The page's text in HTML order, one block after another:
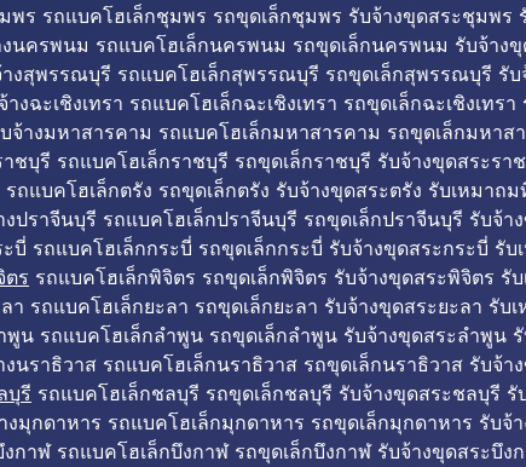
พร รถแบคโฮเล็กชุมพร รถขุดเล็กชุมพร รับจ้างขุดสระชุมพร
นครพนม รถแบคโฮเล็กนครพนม รถขุดเล็กนครพนม รับจ้าง
งสุพรรณบุรี รถแบคโฮเล็กสุพรรณบุรี รถขุดเล็กสุพรรณบุรี รั
งฉะเชิงเทรา รถแบคโฮเล็กฉะเชิงเทรา รถขุดเล็กฉะเชิงเทร
จ้างมหาสารคาม รถแบคโฮเล็กมหาสารคาม รถขุดเล็กมหา
ชบุรี รถแบคโฮเล็กราชบุรี รถขุดเล็กราชบุรี รับจ้างขุดสระรา
ถแบคโฮเล็กตรัง รถขุดเล็กตรัง รับจ้างขุดสระตรัง รับเหมาถม
ปราจีนบุรี รถแบคโฮเล็กปราจีนบุรี รถขุดเล็กปราจีนบุรี รับจ้
บี่ รถแบคโฮเล็กกระบี่ รถขุดเล็กกระบี่ รับจ้างขุดสระกระบี่ รับ
ตร รถแบคโฮเล็กพิจิตร รถขุดเล็กพิจิตร รับจ้างขุดสระพิจิตร รั
า รถแบคโฮเล็กยะลา รถขุดเล็กยะลา รับจ้างขุดสระยะลา รับ
พูน รถแบคโฮเล็กลำพูน รถขุดเล็กลำพูน รับจ้างขุดสระลำพูน
นราธิวาส รถแบคโฮเล็กนราธิวาส รถขุดเล็กนราธิวาส รับจ้
บุรี รถแบคโฮเล็กชลบุรี รถขุดเล็กชลบุรี รับจ้างขุดสระชลบุรี
มุกดาหาร รถแบคโฮเล็กมุกดาหาร รถขุดเล็กมุกดาหาร รับ
กาฬ รถแบคโฮเล็กบึงกาฬ รถขุดเล็กบึงกาฬ รับจ้างขุดสระบึง